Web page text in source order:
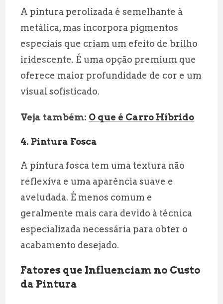
A pintura perolizada é semelhante à
metálica, mas incorpora pigmentos
especiais que criam um efeito de brilho
iridescente. É uma opção premium que
oferece maior profundidade de cor e um
visual sofisticado.
Veja também: O que é Carro Híbrido
4. Pintura Fosca
A pintura fosca tem uma textura não
reflexiva e uma aparência suave e
aveludada. É menos comum e
geralmente mais cara devido à técnica
especializada necessária para obter o
acabamento desejado.
Fatores que Influenciam no Custo
da Pintura